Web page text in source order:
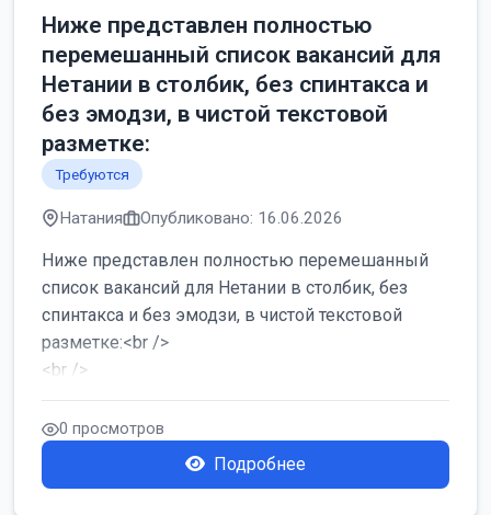
Ниже представлен полностью
перемешанный список вакансий для
Нетании в столбик, без спинтакса и
без эмодзи, в чистой текстовой
разметке:
Требуются
Натания Опубликовано: 16.06.2026
Ниже представлен полностью перемешанный
список вакансий для Нетании в столбик, без
спинтакса и без эмодзи, в чистой текстовой
разметке:<br />
<br />
Работа в Нетании на мебельном производстве:
требу...
0 просмотров
Подробнее